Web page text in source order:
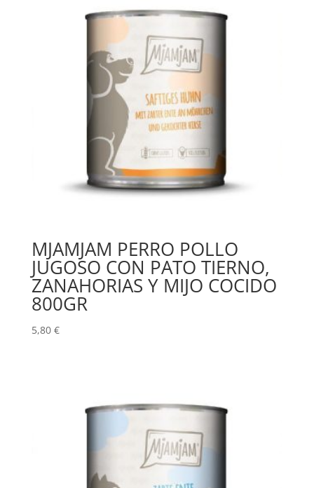
MJAMJAM PERRO POLLO
JUGOSO CON PATO TIERNO,
ZANAHORIAS Y MIJO COCIDO
800GR
5,80 €